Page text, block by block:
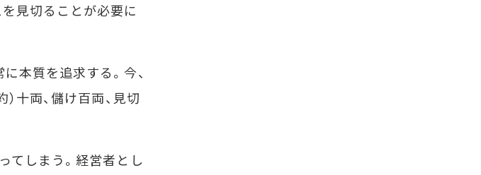
見切ることが必要に
本質を追求する。今、
十両、儲け百両、見切
てしまう。経営者とし